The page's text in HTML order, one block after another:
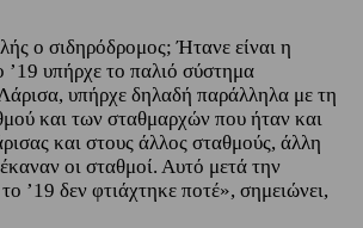
ο σιδηρόδρομος; Ήτανε είναι η
υπήρχε το παλιό σύστημα
υπήρχε δηλαδή παράλληλα με τη
και των σταθμαρχών που ήταν και
και στους άλλος σταθμούς, άλλη
οι σταθμοί. Αυτό μετά την
’19 δεν φτιάχτηκε ποτέ», σημειώνει,